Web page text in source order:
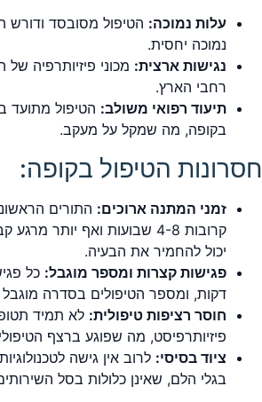
עלות נמוכה: הטיפול מסובסד
נמוכה יחסית.
נגישות ארצית: מכוני פיזיותרפיה של
רחבי הארץ.
תיעוד רפואי משולב: הטיפול מתועד
בקופה, מה שמקל על מעקב.
חסרונות הטיפול בקופה:
זמני המתנה ארוכים: התורים
קרובות 4-8 שבועות ואף יותר
יכול להחמיר את הבעיה.
פגישות קצרות ומספר מוגבל:
דקות, ומספר הטיפולים בסדרה
חוסר רציפות טיפולית: לא תמיד
פיזיותרפיסט, מה שפוגע ברצף
ציוד בסיסי: לרוב אין גישה
בגלי הלם, שאינן כלולות בסל